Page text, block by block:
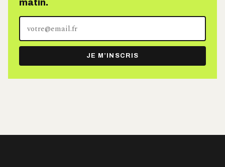
matin.
Votre
adresse
e-
mail
JE M’INSCRIS